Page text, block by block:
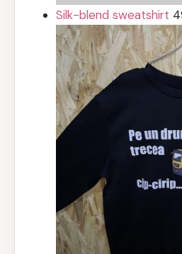
Silk-blend sweatshirt